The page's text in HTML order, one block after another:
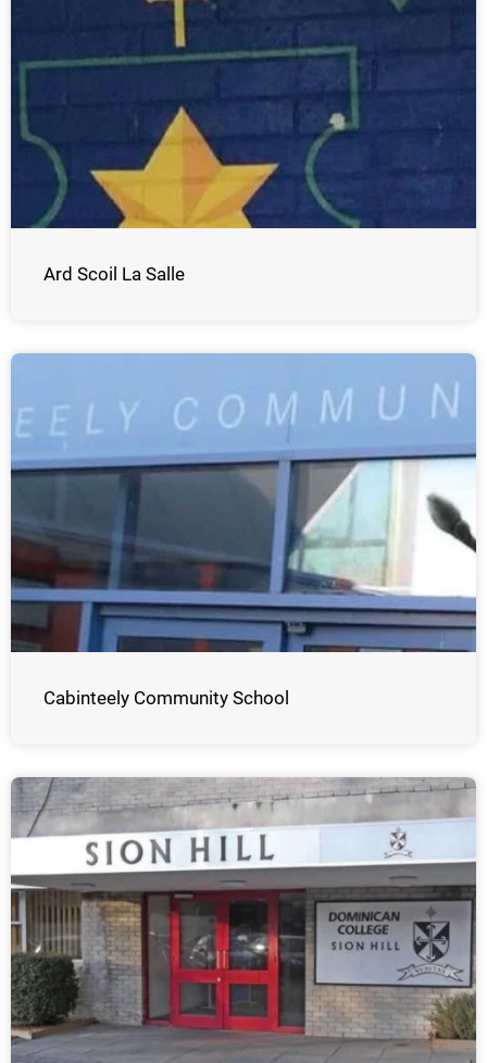
Ard Scoil La Salle
Cabinteely Community School